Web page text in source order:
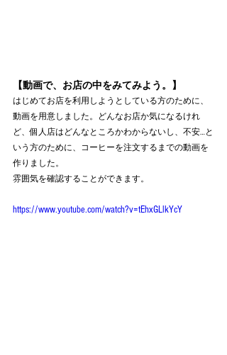
【動画で、お店の中をみてみよう。】
はじめてお店を利用しようとしている方のために、
動画を用意しました。どんなお店か気になるけれ
ど、個人店はどんなところかわからないし、不安…と
いう方のために、コーヒーを注文するまでの動画を
作りました。
雰囲気を確認することができます。
https://www.youtube.com/watch?v=tEhxGLlkYcY